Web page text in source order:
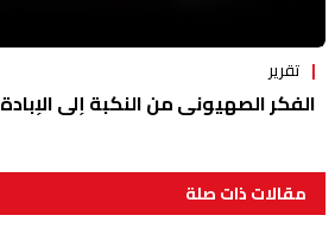
تقرير
الفكر الصهيوني من النكبة إلى الإبادة
مقالات ذات صلة